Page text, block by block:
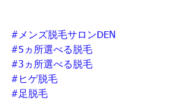
#メンズ脱毛サロンDEN
#5ヵ所選べる脱毛
#3ヵ所選べる脱毛
#ヒゲ脱毛
#足脱毛